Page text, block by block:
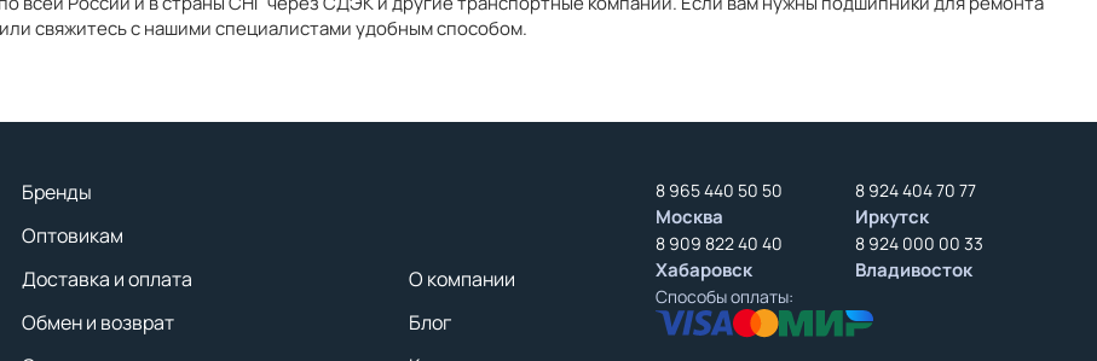
свяжитесь с нашими специалистами удобным способом.
Оптовикам
Доставка и оплата
Обмен и возврат
О компании
Блог
Бренды 8 965 440 50 50
Москва
8 924 404 70 77
Иркутск
8 909 822 40 40
Хабаровск
8 924 000 00 33
Владивосток
Способы оплаты: